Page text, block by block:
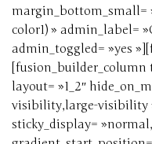
margin_bottom_small=
color1) » admin_label=
admin_toggled= »yes
[fusion_builder_column
layout= »1_2″
visibility,large-visibility
sticky_display=